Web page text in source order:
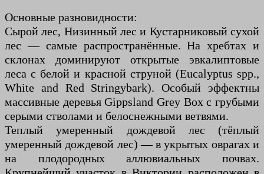
Основные разновидности:
Сырой лес, Низинный лес и Кустарниковый сухой
лес — самые распространённые. На хребтах и ​​
склонах доминируют открытые эвкалиптовые
леса с белой и красной струной (Eucalyptus spp.,
White and Red Stringybark). Особый эффектны
массивные деревья Gippsland Grey Box с грубыми
серыми стволами и белоснежными ветвями.
Теплый умеренный дождевой лес (тёплый
умеренный дождевой лес) — в укрытых оврагах и
на плодородных аллювиальных почвах.